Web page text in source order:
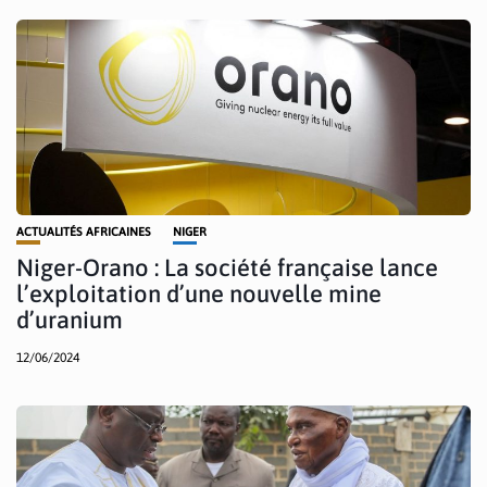
ACTUALITÉS AFRICAINES NIGER
Niger-Orano : La société française lance
l’exploitation d’une nouvelle mine
d’uranium
12/06/2024